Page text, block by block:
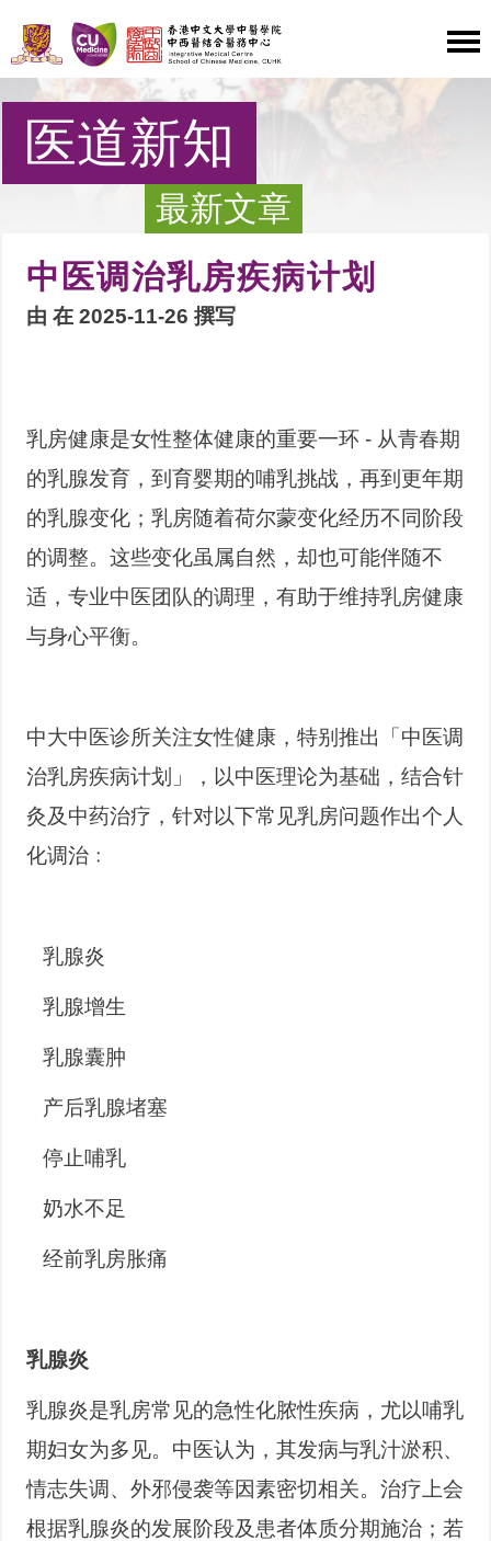
医道新知
最新文章
中医调治乳房疾病计划
由 在 2025-11-26 撰写
乳房健康是女性整体健康的重要一环 - 从青春期
的乳腺发育，到育婴期的哺乳挑战，再到更年期
的乳腺变化；乳房随着荷尔蒙变化经历不同阶段
的调整。这些变化虽属自然，却也可能伴随不
适，专业中医团队的调理，有助于维持乳房健康
与身心平衡。
中大中医诊所关注女性健康，特别推出「中医调
治乳房疾病计划」，以中医理论为基础，结合针
灸及中药治疗，针对以下常见乳房问题作出个人
化调治﹕
 乳腺炎
 乳腺增生
 乳腺囊肿
 产后乳腺堵塞
 停止哺乳
 奶水不足
 经前乳房胀痛
乳腺炎
乳腺炎是乳房常见的急性化脓性疾病，尤以哺乳
期妇女为多见。中医认为，其发病与乳汁淤积、
情志失调、外邪侵袭等因素密切相关。治疗上会
根据乳腺炎的发展阶段及患者体质分期施治；若